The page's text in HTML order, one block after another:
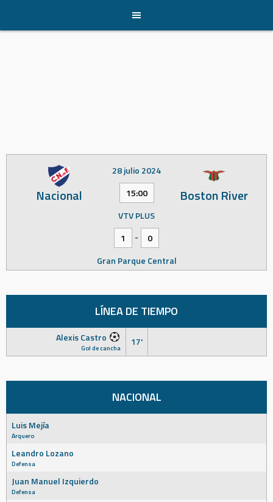
content
Nacional Boston River
28 julio 2024
15:00
VTV PLUS
1
-
0
Gran Parque Central
LÍNEA DE TIEMPO
Alexis Castro
Gol de cancha 17'
NACIONAL
Luis Mejía
Arquero
Leandro Lozano
Defensa
Juan Manuel Izquierdo
Defensa